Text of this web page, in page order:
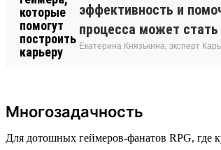
эффективность и
процесса может
Екатерина Князькина, эксперт
Многозадачность
Для дотошных геймеров-фанатов RPG, где